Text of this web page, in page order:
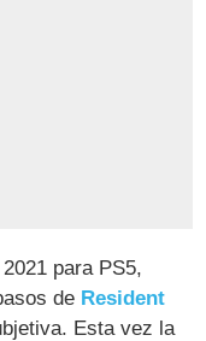
para PS5,
de Resident
Esta vez la